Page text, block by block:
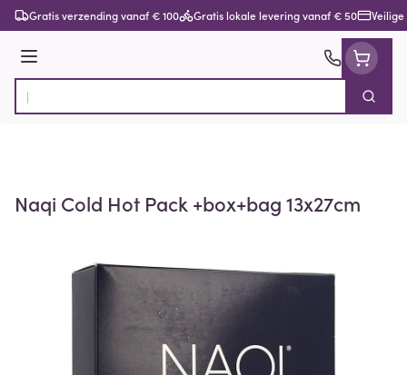
Ga naar de inhoud
Gratis verzending vanaf € 100 Gratis lokale levering vanaf € 50
Menu
Product, merk, categorie...
Zoek
Naqi Cold Hot Pack +box+bag 13x27cm